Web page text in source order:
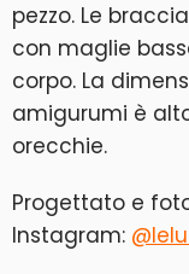
pezzo. Le
con maglie
corpo. La
amigurumi è
orecchie.
Progettato e
Instagram: